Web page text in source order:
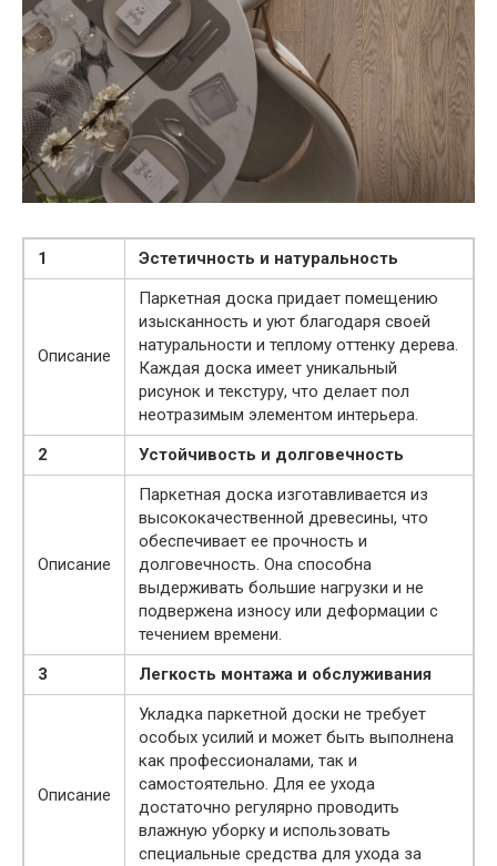
1 Эстетичность и натуральность
Описание
Паркетная доска придает помещению
изысканность и уют благодаря своей
натуральности и теплому оттенку дерева.
Каждая доска имеет уникальный
рисунок и текстуру, что делает пол
неотразимым элементом интерьера.
2
Устойчивость и долговечность
Описание
Паркетная доска изготавливается из
высококачественной древесины, что
обеспечивает ее прочность и
долговечность. Она способна
выдерживать большие нагрузки и не
подвержена износу или деформации с
течением времени.
3
Легкость монтажа и обслуживания
Описание
Укладка паркетной доски не требует
особых усилий и может быть выполнена
как профессионалами, так и
самостоятельно. Для ее ухода
достаточно регулярно проводить
влажную уборку и использовать
специальные средства для ухода за